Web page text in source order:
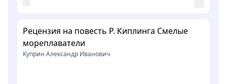
Рецензия на повесть Р. Киплинга Смелые
мореплаватели
Куприн Александр Иванович